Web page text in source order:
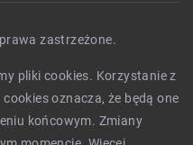
zastrzeżone.
pliki cookies. Korzystanie z
oznacza, że będą one
końcowym. Zmiany